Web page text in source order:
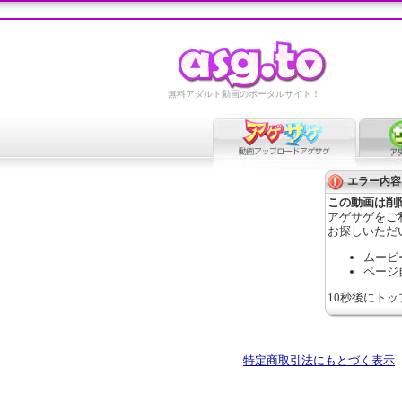
無料アダルト動画のポータルサイト！
エラー内容
この動画は削
アゲサゲをご
お探しいただ
ムービ
ページ
10秒後にト
特定商取引法にもとづく表示